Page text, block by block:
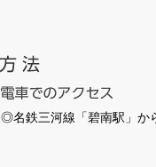
◎名鉄三河線「碧南駅」か